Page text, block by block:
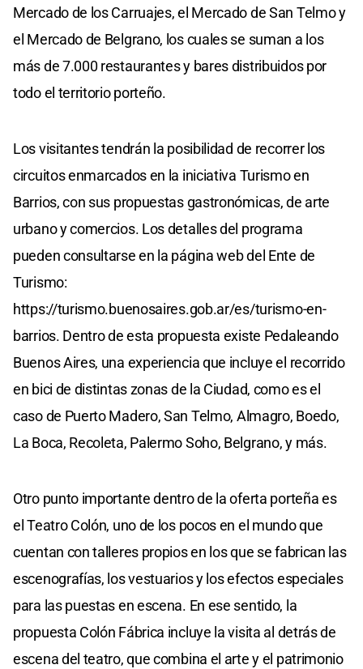
Mercado de los Carruajes, el Mercado de San Telmo y
el Mercado de Belgrano, los cuales se suman a los
más de 7.000 restaurantes y bares distribuidos por
todo el territorio porteño.
Los visitantes tendrán la posibilidad de recorrer los
circuitos enmarcados en la iniciativa Turismo en
Barrios, con sus propuestas gastronómicas, de arte
urbano y comercios. Los detalles del programa
pueden consultarse en la página web del Ente de
Turismo:
https://turismo.buenosaires.gob.ar/es/turismo-en-
barrios. Dentro de esta propuesta existe Pedaleando
Buenos Aires, una experiencia que incluye el recorrido
en bici de distintas zonas de la Ciudad, como es el
caso de Puerto Madero, San Telmo, Almagro, Boedo,
La Boca, Recoleta, Palermo Soho, Belgrano, y más.
Otro punto importante dentro de la oferta porteña es
el Teatro Colón, uno de los pocos en el mundo que
cuentan con talleres propios en los que se fabrican las
escenografías, los vestuarios y los efectos especiales
para las puestas en escena. En ese sentido, la
propuesta Colón Fábrica incluye la visita al detrás de
escena del teatro, que combina el arte y el patrimonio